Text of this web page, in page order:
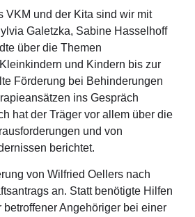
VKM und der Kita sind wir mit
Galetzka, Sabine Hasselhoff
über die Themen
und Kindern bis zur
Förderung bei Behinderungen
ins Gespräch
hat der Träger vor allem über die
und von
berichtet.
von Wilfried Oellers nach
an. Statt benötigte Hilfen
betroffener Angehöriger bei einer